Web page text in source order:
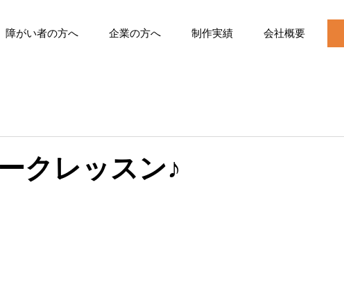
障がい者の方へ 企業の方へ 制作実績 会社概要
クレッスン♪